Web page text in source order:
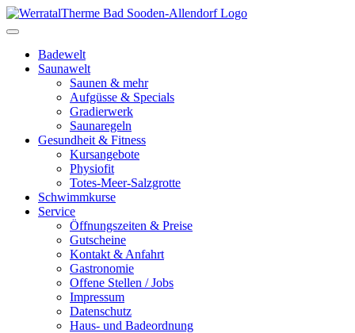
Toggle
navigationBadewelt
Saunawelt
Saunen & mehr
Aufgüsse & Specials
Gradierwerk
Saunaregeln
Gesundheit & Fitness
Kursangebote
Physiofit
Totes-Meer-Salzgrotte
Schwimmkurse
Service
Öffnungszeiten & Preise
Gutscheine
Kontakt & Anfahrt
Gastronomie
Offene Stellen / Jobs
Impressum
Datenschutz
Haus- und Badeordnung